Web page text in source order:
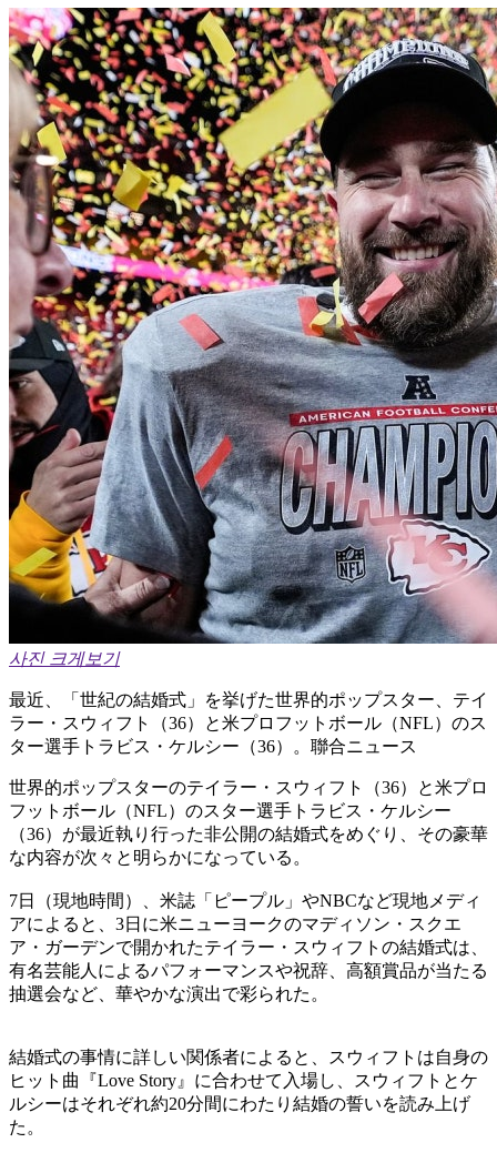
사진 크게보기
最近、「世紀の結婚式」を挙げた世界的ポップスター、テイ
ラー・スウィフト（36）と米プロフットボール（NFL）のス
ター選手トラビス・ケルシー（36）。聯合ニュース
世界的ポップスターのテイラー・スウィフト（36）と米プロ
フットボール（NFL）のスター選手トラビス・ケルシー
（36）が最近執り行った非公開の結婚式をめぐり、その豪華
な内容が次々と明らかになっている。
7日（現地時間）、米誌「ピープル」やNBCなど現地メディ
アによると、3日に米ニューヨークのマディソン・スクエ
ア・ガーデンで開かれたテイラー・スウィフトの結婚式は、
有名芸能人によるパフォーマンスや祝辞、高額賞品が当たる
抽選会など、華やかな演出で彩られた。
結婚式の事情に詳しい関係者によると、スウィフトは自身の
ヒット曲『Love Story』に合わせて入場し、スウィフトとケ
ルシーはそれぞれ約20分間にわたり結婚の誓いを読み上げ
た。